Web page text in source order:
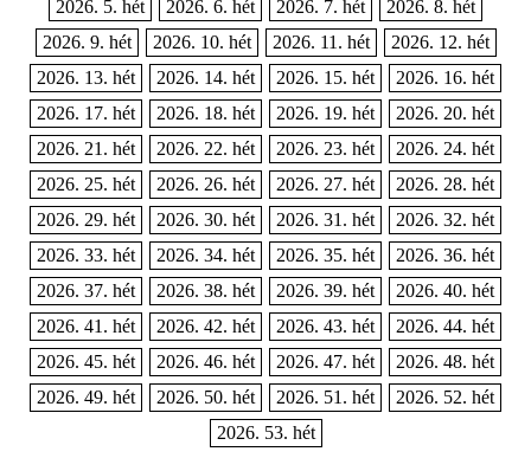
2026. 5. hét
2026. 6. hét 2026. 7. hét
2026. 8. hét
2026. 9. hét
2026. 10. hét 2026. 11. hét
2026. 12. hét
2026. 13. hét
2026. 14. hét 2026. 15. hét
2026. 16. hét
2026. 17. hét
2026. 18. hét 2026. 19. hét
2026. 20. hét
2026. 21. hét
2026. 22. hét 2026. 23. hét
2026. 24. hét
2026. 25. hét
2026. 26. hét 2026. 27. hét
2026. 28. hét
2026. 29. hét
2026. 30. hét 2026. 31. hét
2026. 32. hét
2026. 33. hét
2026. 34. hét 2026. 35. hét
2026. 36. hét
2026. 37. hét
2026. 38. hét 2026. 39. hét
2026. 40. hét
2026. 41. hét
2026. 42. hét 2026. 43. hét
2026. 44. hét
2026. 45. hét
2026. 46. hét 2026. 47. hét
2026. 48. hét
2026. 49. hét
2026. 50. hét 2026. 51. hét
2026. 52. hét
2026. 53. hét